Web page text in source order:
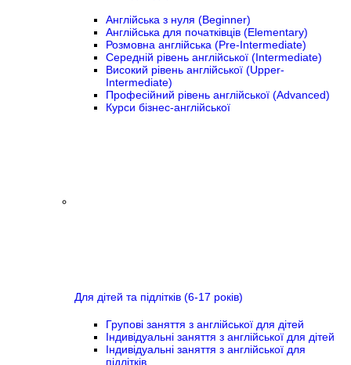
Англійська з нуля (Beginner)
Англійська для початківців (Elementary)
Розмовна англійська (Pre-Intermediate)
Середній рівень англійської (Intermediate)
Високий рівень англійської (Upper-
Intermediate)
Професійний рівень англійської (Advanced)
Курси бізнес-англійської
Для дітей та підлітків (6-17 років)
Групові заняття з англійської для дітей
Індивідуальні заняття з англійської для дітей
Індивідуальні заняття з англійської для
підлітків